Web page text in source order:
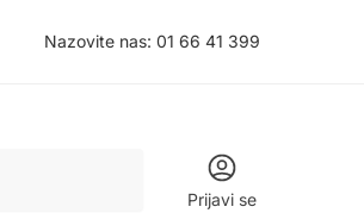
Nazovite nas: 01 66 41 399
Prijavi se